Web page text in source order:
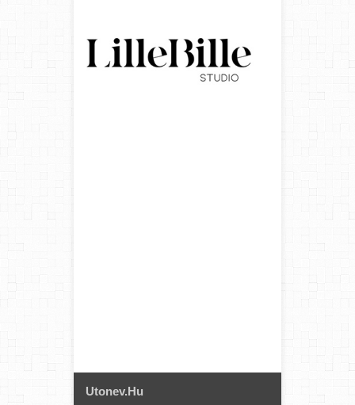
Utonev.hu